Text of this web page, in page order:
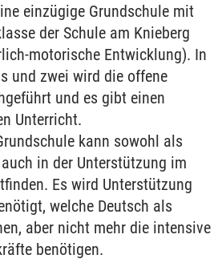
einzügige Grundschule mit
der Schule am Knieberg
motorische Entwicklung). In
und zwei wird die offene
und es gibt einen
Unterricht.
kann sowohl als
in der Unterstützung im
Es wird Unterstützung
welche Deutsch als
aber nicht mehr die intensive
benötigen.